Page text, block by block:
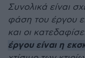
Συνολικά είναι
φάση του έργου
και οι
έργου είναι η